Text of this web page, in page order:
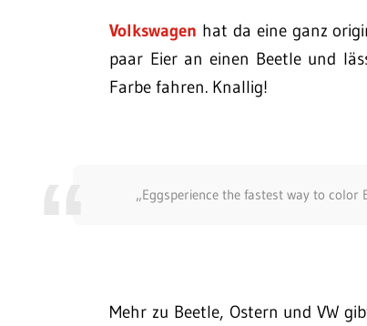
Volkswagen hat da eine ganz
paar Eier an einen Beetle und
Farbe fahren. Knallig!
„Eggsperience the fastest way to color
Mehr zu Beetle, Ostern und VW